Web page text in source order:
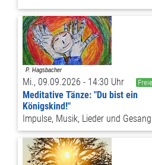
Mi., 09.09.2026 - 14:30 Uhr
Meditative Tänze: "Du bist ein
Königskind!"
Impulse, Musik, Lieder und Gesang